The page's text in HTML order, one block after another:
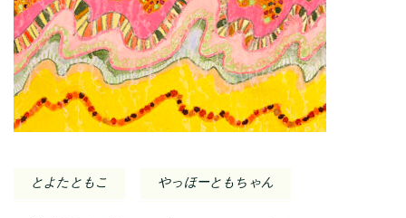
とよたともこ やっほーともちゃん